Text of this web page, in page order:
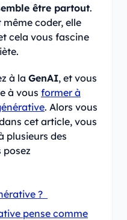
être partout.
même coder, elle
cela vous fascine
à la GenAI, et vous
à vous former à
. Alors vous
cet article, vous
plusieurs des
posez
?
pense comme